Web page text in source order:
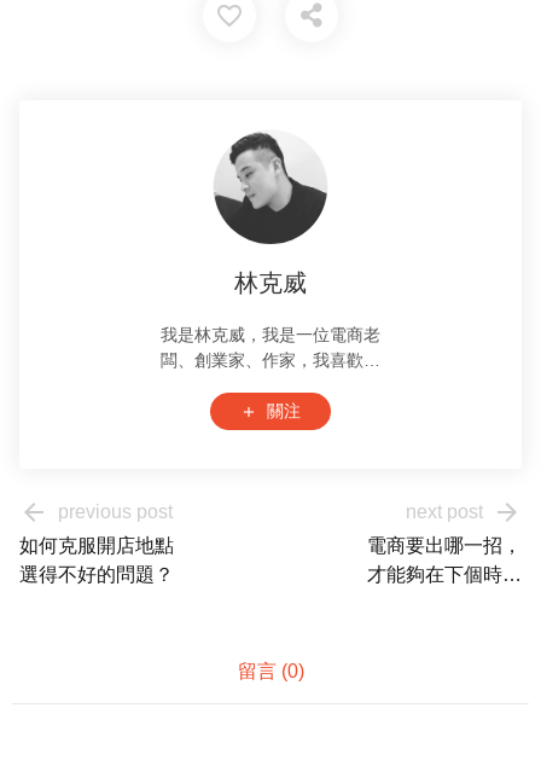
favorite_border
林克威
我是林克威，我是一位電商老
闆、創業家、作家，我喜歡研
商業模式。 目前也協助品牌電
商代營運，擁有一家電商代營
作電商的實戰經驗與知識。 個
人專欄散佈在各大媒體，讓讀
add 關注
arrow_back
previous post
如何克服開店地點
選得不好的問題？
arrow_forward
next post
電商要出哪一招，
才能夠在下個時代
留言 (0)